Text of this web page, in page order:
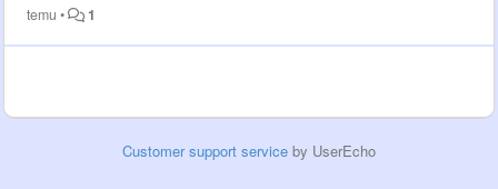
temu • 1
Customer support service by UserEcho